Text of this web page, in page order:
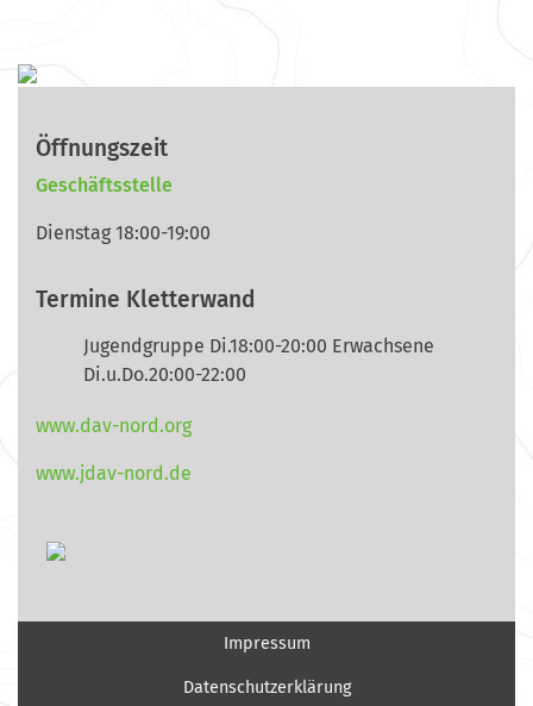
Öffnungszeit
Geschäftsstelle
Dienstag 18:00-19:00
Termine Kletterwand
Jugendgruppe Di.18:00-20:00 Erwachsene
Di.u.Do.20:00-22:00
www.dav-nord.org
www.jdav-nord.de
Impressum
Datenschutzerklärung